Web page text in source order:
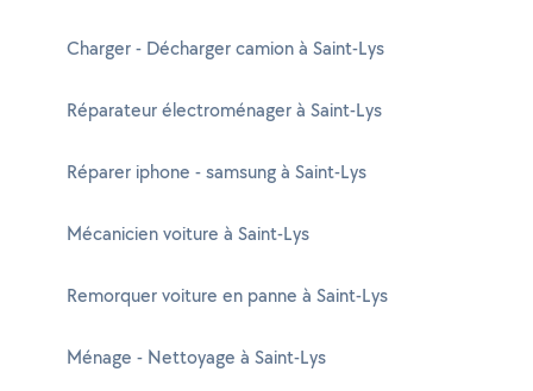
Charger - Décharger camion à Saint-Lys
Réparateur électroménager à Saint-Lys
Réparer iphone - samsung à Saint-Lys
Mécanicien voiture à Saint-Lys
Remorquer voiture en panne à Saint-Lys
Ménage - Nettoyage à Saint-Lys